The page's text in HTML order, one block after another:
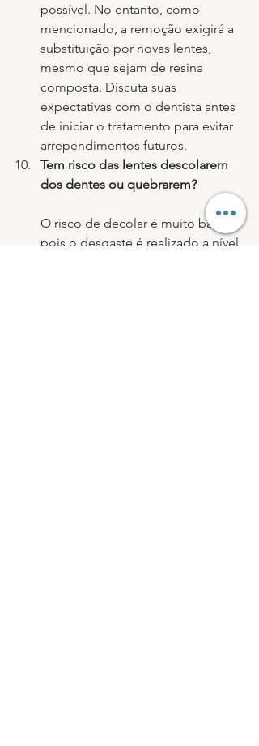
possível. No entanto, como
mencionado, a remoção exigirá a
substituição por novas lentes,
mesmo que sejam de resina
composta. Discuta suas
expectativas com o dentista antes
de iniciar o tratamento para evitar
arrependimentos futuros.
Tem risco das lentes descolarem
dos dentes ou quebrarem?
O risco de decolar é muito baixo,
pois o desgaste é realizado a nível